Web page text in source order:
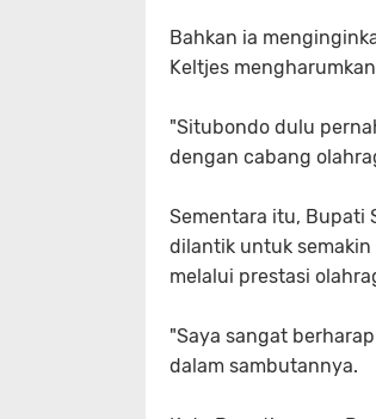
Bahkan ia
Keltjes
"Situbondo dulu
dengan cabang
Sementara itu, Bupati
dilantik untuk
melalui prestasi
"Saya sangat
dalam sambutannya.